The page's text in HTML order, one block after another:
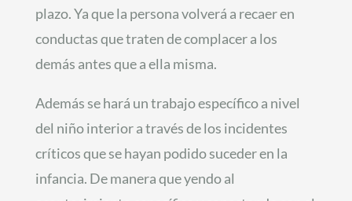
plazo. Ya que la persona volverá a recaer en
conductas que traten de complacer a los
demás antes que a ella misma.
Además se hará un trabajo específico a nivel
del niño interior a través de los incidentes
críticos que se hayan podido suceder en la
infancia. De manera que yendo al